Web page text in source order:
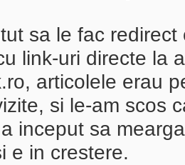
sa le fac
link-uri directe la
articolele erau
si le-am scos
inceput sa
e in crestere.